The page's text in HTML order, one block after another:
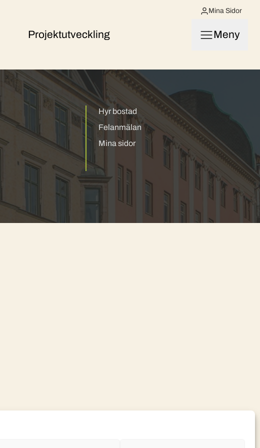
Projektutveckling
Mina Sidor
Meny
Hyr bostad
Felanmälan
Mina sidor